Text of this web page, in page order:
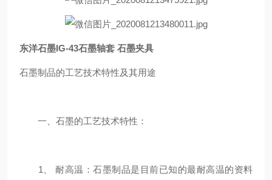
东洋石墨IG-43石墨轴套 石墨夹具
石墨制品的工艺技术特性及其用途
一、石墨的工艺技术特性：
1、 耐高温：石墨制品是目前已知的最耐高温的资料